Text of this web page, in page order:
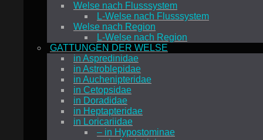
Welse nach Flusssystem
L-Welse nach Flusssystem
Welse nach Region
L-Welse nach Region
GATTUNGEN DER WELSE
in Aspredinidae
in Astroblepidae
in Auchenipteridae
in Cetopsidae
in Doradidae
in Heptapteridae
in Loricariidae
– in Hypostominae